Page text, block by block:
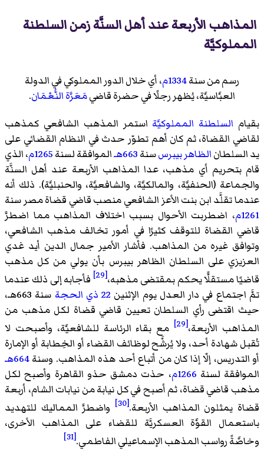
المذاهب الأربعة عند أهل السنَّة زمن السلطنة
المملوكيَّة
رسم من سنة1334م ، أي خلال الدور المملوكي في الدولة
العبَّاسيَّة، يُظهر رجلًا في حضرة قاضيمَعَرَّة النُّعْمَان.
بقيام السلطنة المملوكيَّة استمر المذهب الشافعي كمذهب
لقاضي القضاة، ثم كان أهم تطوّر حدث في النظام القضائي على
يد السلطانالظاهر بيبرسسنة663هـ الموافقة لسنة1265م ، الذي
قام بتحريم أي مذهب، عدا المذاهب الأربعة عند أهل السنَّة
والجماعة (الحنفيَّة، والمالكيَّة، والشافعيَّة، والحنبليَّة). ذلك أنه
عندما تقلَّد ابن بنت الأعز الشافعي منصب قاضي قضاة مصر سنة
1261م ، اضطربت الأحوال بسبب اختلاف المذاهب مما اضطرَّ
قاضي القضاة للتوقف كثيرًا في أمور تخالف مذهب الشافعي،
وتوافق غيره من المذاهب. فأشار الأمير جمال الدين أيد غدي
العزيزي على السلطان الظاهر بيبرس بأن يولي من كل مذهب
قاضيًا مستقلًّا يحكم بمقتضى مذهبه،[29]
فأجابه إلى ذلك عندما
تمَّ اجتماع في دار العدل يوم الإثنين 22 ذي الحجة
سنة 663هـ،
حيث اقتضى رأي السلطان تعيين قاضي قضاة لكل مذهب من
المذاهب الأربعة،[29]
مع بقاء الرئاسة للشافعيَّة، وأصبحت لا
تُقبل شهادة أحد، ولا يُرشَّح لوظائف القضاء أو الخِطابة أو الإمارة
أو التدريس، إلّا إذا كان من أتباع أحد هذه المذاهب. وسنة664هـ
الموافقة لسنة 1266م ، حذت دمشق حذو القاهرة وأصبح لكل
مذهب قاضي قضاة، ثم أصبح في كل نيابة من نيابات الشام، أربعة
قضاة يمثلون المذاهب الأربعة.[30]
واضطرَّ المماليك للتهديد
باستعمال القوَّة العسكريَّة للقضاء على المذاهب الأخرى،
وخاصَّةً رواسب المذهب الإسماعيلي الفاطمي.[31]